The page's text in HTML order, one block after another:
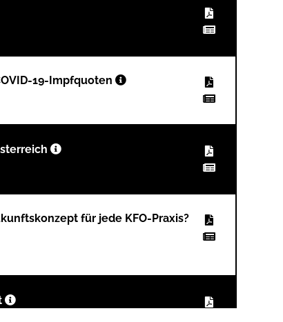
19-Impfquoten
für jede KFO-Praxis?